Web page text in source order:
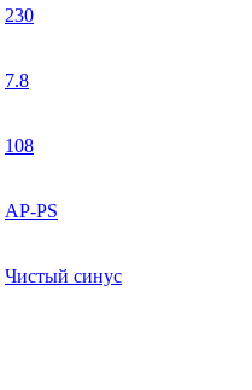
230
7.8
108
AP-PS
Чистый синус